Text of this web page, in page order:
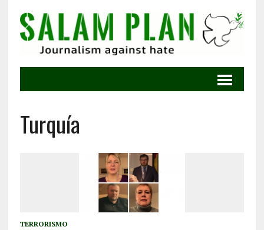
Turquía
TERRORISMO